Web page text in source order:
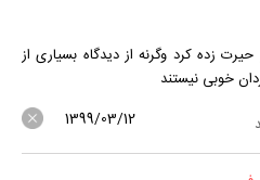
زده کرد وگرنه از دیدگاه بسیاری از
خوبی نیستند
1399/03/12